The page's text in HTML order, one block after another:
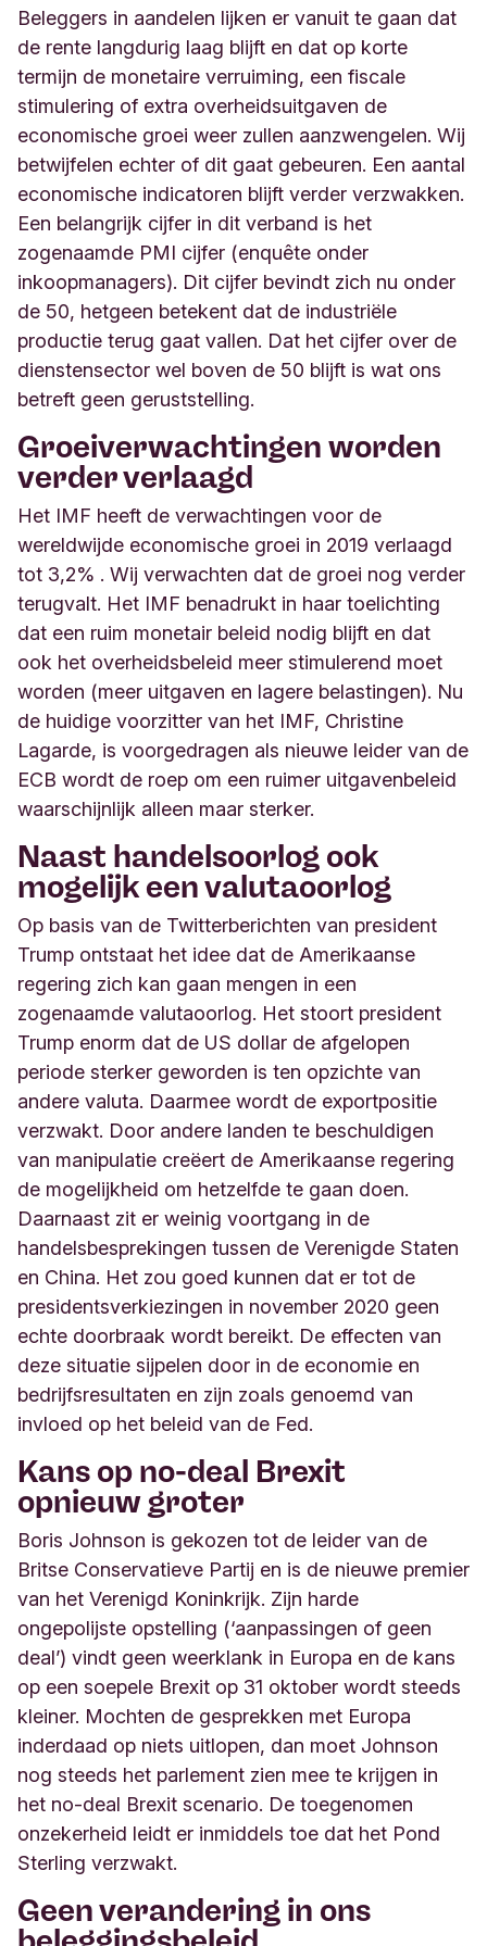
Beleggers in aandelen lijken er vanuit te gaan dat
de rente langdurig laag blijft en dat op korte
termijn de monetaire verruiming, een fiscale
stimulering of extra overheidsuitgaven de
economische groei weer zullen aanzwengelen. Wij
betwijfelen echter of dit gaat gebeuren. Een aantal
economische indicatoren blijft verder verzwakken.
Een belangrijk cijfer in dit verband is het
zogenaamde PMI cijfer (enquête onder
inkoopmanagers). Dit cijfer bevindt zich nu onder
de 50, hetgeen betekent dat de industriële
productie terug gaat vallen. Dat het cijfer over de
dienstensector wel boven de 50 blijft is wat ons
betreft geen geruststelling.
Groeiverwachtingen worden
verder verlaagd
Het IMF heeft de verwachtingen voor de
wereldwijde economische groei in 2019 verlaagd
tot 3,2% . Wij verwachten dat de groei nog verder
terugvalt. Het IMF benadrukt in haar toelichting
dat een ruim monetair beleid nodig blijft en dat
ook het overheidsbeleid meer stimulerend moet
worden (meer uitgaven en lagere belastingen). Nu
de huidige voorzitter van het IMF, Christine
Lagarde, is voorgedragen als nieuwe leider van de
ECB wordt de roep om een ruimer uitgavenbeleid
waarschijnlijk alleen maar sterker.
Naast handelsoorlog ook
mogelijk een valutaoorlog
Op basis van de Twitterberichten van president
Trump ontstaat het idee dat de Amerikaanse
regering zich kan gaan mengen in een
zogenaamde valutaoorlog. Het stoort president
Trump enorm dat de US dollar de afgelopen
periode sterker geworden is ten opzichte van
andere valuta. Daarmee wordt de exportpositie
verzwakt. Door andere landen te beschuldigen
van manipulatie creëert de Amerikaanse regering
de mogelijkheid om hetzelfde te gaan doen.
Daarnaast zit er weinig voortgang in de
handelsbesprekingen tussen de Verenigde Staten
en China. Het zou goed kunnen dat er tot de
presidentsverkiezingen in november 2020 geen
echte doorbraak wordt bereikt. De effecten van
deze situatie sijpelen door in de economie en
bedrijfsresultaten en zijn zoals genoemd van
invloed op het beleid van de Fed.
Kans op no-deal Brexit
opnieuw groter
Boris Johnson is gekozen tot de leider van de
Britse Conservatieve Partij en is de nieuwe premier
van het Verenigd Koninkrijk. Zijn harde
ongepolijste opstelling (‘aanpassingen of geen
deal’) vindt geen weerklank in Europa en de kans
op een soepele Brexit op 31 oktober wordt steeds
kleiner. Mochten de gesprekken met Europa
inderdaad op niets uitlopen, dan moet Johnson
nog steeds het parlement zien mee te krijgen in
het no-deal Brexit scenario. De toegenomen
onzekerheid leidt er inmiddels toe dat het Pond
Sterling verzwakt.
Geen verandering in ons